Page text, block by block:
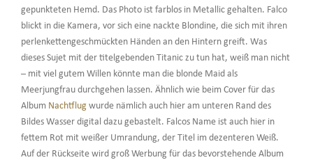
gepunkteten Hemd. Das Photo ist farblos in Metallic gehalten. Falco
blickt in die Kamera, vor sich eine nackte Blondine, die sich mit ihren
perlenkettengeschmückten Händen an den Hintern greift. Was
dieses Sujet mit der titelgebenden Titanic zu tun hat, weiß man nicht
– mit viel gutem Willen könnte man die blonde Maid als
Meerjungfrau durchgehen lassen. Ähnlich wie beim Cover für das
Album Nachtflugwurde nämlich auch hier am unteren Rand des
Bildes Wasser digital dazu gebastelt. Falcos Name ist auch hier in
fettem Rot mit weißer Umrandung, der Titel im dezenteren Weiß.
Auf der Rückseite wird groß Werbung für das bevorstehende Album